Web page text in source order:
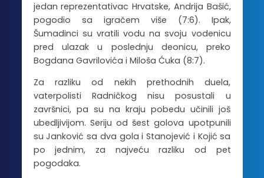
jedan reprezentativac Hrvatske, Andrija Bašić,
pogodio sa igračem više (7:6). Ipak,
Šumadinci su vratili vodu na svoju vodenicu
pred ulazak u poslednju deonicu, preko
Bogdana Gavrilovića i Miloša Ćuka (8:7).
Za razliku od nekih prethodnih duela,
vaterpolisti Radničkog nisu posustali u
završnici, pa su na kraju pobedu učinili još
ubedljivijom. Seriju od šest golova upotpunili
su Janković sa dva gola i Stanojević i Kojić sa
po jednim, za najveću razliku od pet
pogodaka.